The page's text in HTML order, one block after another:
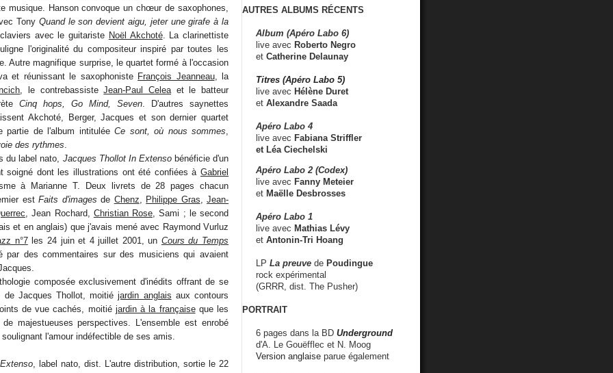
musique. Hanson convoque un chœur de saxophones,
Tony Quand le son devient aigu, jeter une girafe à la
avec le guitariste Noël Akchoté. La clarinettiste
l'originalité du compositeur inspiré par toutes les
Autre magnifique surprise, le quartet formé à l'occasion
et réunissant le saxophoniste François Jeanneau, la
, le contrebassisteJean-Paul Celea et le batteur
Cinq hops, Go Mind, Seven . D'autres saynettes
Akchoté, Berger, Jacques et son dernier quartet
partie de l'album intituléeCe sont, où nous sommes
des rythmes
du label nato, Jacques Thollot In Extensobénéficie d'un
soigné dont les illustrations ont été confiées à Gabriel
à Marianne T. Deux livrets de 28 pages chacun
estFaits d'images de Chenz Philippe Gras ,Jean-
, Jean Rochard, Christian Rose , Sami ; le second
et en anglais) que j'avais mené avec Raymond Vurluz
n°7les 24 juin et 4 juillet 2001, un Cours du Temps
par des commentaires sur des musiciens qui avaient
composée exclusivement d'inédits offrant de se
de Jacques Thollot, moitiéjardin anglais aux contours
de vue cachés, moitié jardin à la françaiseque les
majestueuses perspectives. L'ensemble est enrobé
l'amour indéfectible de ses amis.
, label nato, dist. L'autre distribution, sortie le 22
AUTRES ALBUMS RÉCENTS
Album (Apéro Labo 6)
live avec Roberto Negro
et Catherine Delaunay
Titres (Apéro Labo 5)
live avec Hélène Duret
et Alexandre Saada
Apéro Labo 4
live avec Fabiana Striffler
et Léa Ciechelski
Apéro Labo 2 (Codex)
live avec Fanny Meteier
et Maëlle Desbrosses
Apéro Labo 1
live avec Mathias Lévy
et Antonin-Tri Hoang
LP La preuve de Poudingue
rock expérimental
(GRRR, dist. The Pusher)
PORTRAIT
6 pages dans la BD Underground
d'A. Le Gouëfflec et N. Moog
Version anglaise parue également